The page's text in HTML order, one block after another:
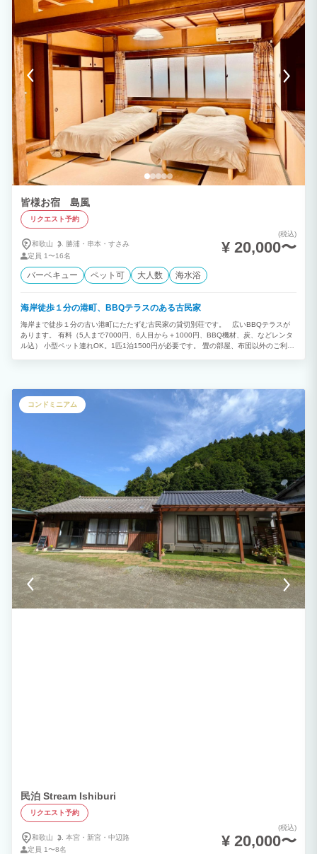
皆様お宿 島風
リクエスト予約
和歌山 勝浦・ 串本・ すさみ
定員 1〜16名
(税込)
¥ 20,000〜
バーベキュー ペット可 大人数 海水浴
海岸徒歩１分の港町、BBQテラスのある古民家
海岸まで徒歩１分の古い港町にたたずむ古民家の貸切別荘です。 広いBBQテラスが
あります。 有料（5人まで7000円、6人目から＋1000円、BBQ機材、炭、などレンタ
ル込） 小型ペット連れOK。1匹1泊1500円が必要です。 畳の部屋、布団以外のご利用
自然体験が満喫できます。 アドベンチャーワールド、白浜温泉、白良浜まで車で20
分。 施設近辺の車で3分圏内に天然温泉、コンビニ、スーパー、ホームセンター、道
の駅などがあり、自炊、長期滞在にも大変便利です。 太平洋を臨む志原海岸、熊野ジ
オパーク散策は、自然の雄大さを教えてくれます。 日置川清流では鮎釣りが有名です
が、カヤックや川辺でのBBQなどを楽しめる穴場があります。 こっそり教えます！
コンドミニアム
民泊 Stream Ishiburi
リクエスト予約
和歌山 本宮・ 新宮・ 中辺路
定員 1〜8名
(税込)
¥ 20,000〜